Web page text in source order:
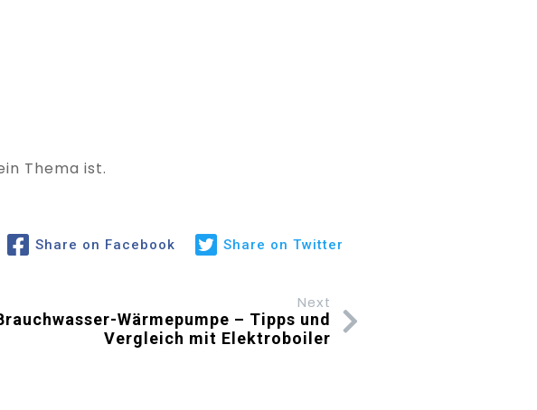
Thema ist.
Share on Facebook Share on Twitter
Next
Wärmepumpe – Tipps und
Vergleich mit Elektroboiler